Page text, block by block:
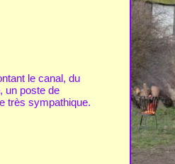
le canal, du
un poste de
très sympathique.